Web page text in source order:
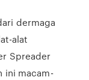
dermaga
alat
Spreader
ini macam-